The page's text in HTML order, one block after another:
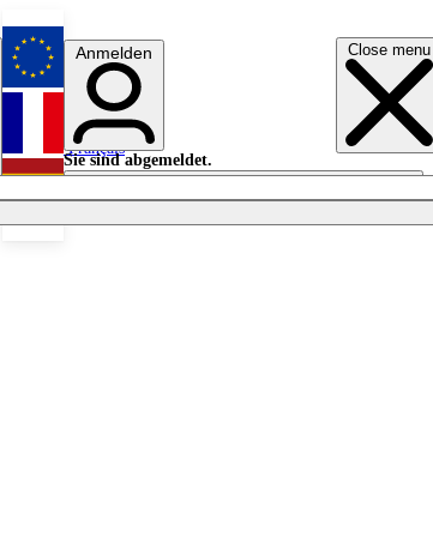
Close menu
English
Français
Anmelden
Sie sind abgemeldet.
Anmelden
Licht aus